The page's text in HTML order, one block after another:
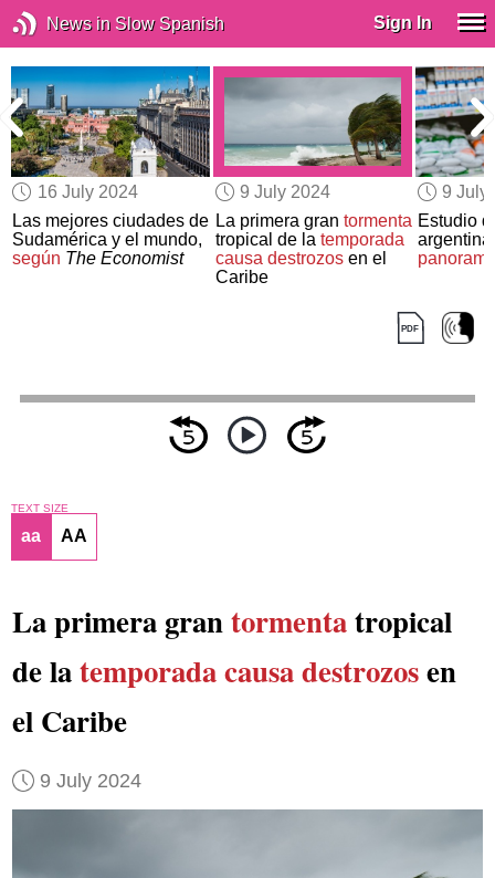
News in Slow Spanish Sign In
16 July 2024
Las mejores ciudades de
Sudamérica y el mundo,
según The Economist
9 July 2024
La primera gran tormenta
tropical de la temporada
causa destrozosen el
Caribe
9 July
Estudio
argentina
TEXT SIZE
aa AA
La primera grantormentatropical
de latemporadacausa destrozosen
el Caribe
9 July 2024